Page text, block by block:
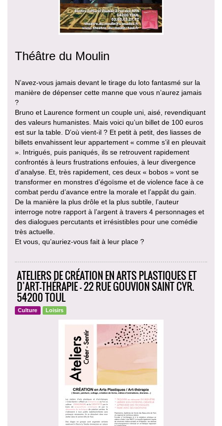
Théâtre du Moulin
N’avez-vous jamais devant le tirage du loto fantasmé sur la
manière de dépenser cette manne que vous n’aurez jamais
?
Bruno et Laurence forment un couple uni, aisé, revendiquant
des valeurs humanistes. Mais voici qu’un billet de 100 euros
est sur la table. D’où vient-il ? Et petit à petit, des liasses de
billets envahissent leur appartement « comme s’il en pleuvait
». Intrigués, puis paniqués, ils se retrouvent rapidement
confrontés à leurs frustrations enfouies, à leur divergence
d’analyse. Et, très rapidement, ces deux « bobos » vont se
transformer en monstres d’égoïsme et de violence face à ce
combat perdu d’avance entre la morale et l’appât du gain.
De la manière la plus drôle et la plus subtile, l’auteur
interroge notre rapport à l’argent à travers 4 personnages et
des dialogues percutants et irrésistibles pour une comédie
très actuelle.
Et vous, qu’auriez-vous fait à leur place ?
ATELIERS DE CRÉATION EN ARTS PLASTIQUES ET
D’ART-THÉRAPIE - 22 RUE GOUVION SAINT CYR.
54200 TOUL
Culture Loisirs